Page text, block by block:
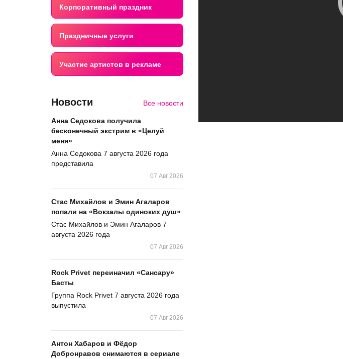
Корпоративный праздник
Праздничные услуги
Участие артистов в рекламе
Новости Все новости
Анна Седокова получила
бесконечный экстрим в «Целуй
меня»
Анна Седокова 7 августа 2026 года
представила
07 Авг 2026
Стас Михайлов и Эмин Агаларов
попали на «Вокзалы одиноких душ»
Стас Михайлов и Эмин Агаларов 7
августа 2026 года
07 Авг 2026
Rock Privet переиначил «Сансару»
Басты
Группа Rock Privet 7 августа 2026 года
выпустила
07 Авг 2026
Антон Хабаров и Фёдор
Добронравов снимаются в сериале